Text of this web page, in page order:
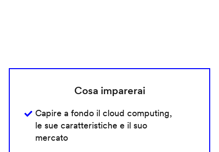
Cosa imparerai
Capire a fondo il cloud computing,
le sue caratteristiche e il suo
mercato